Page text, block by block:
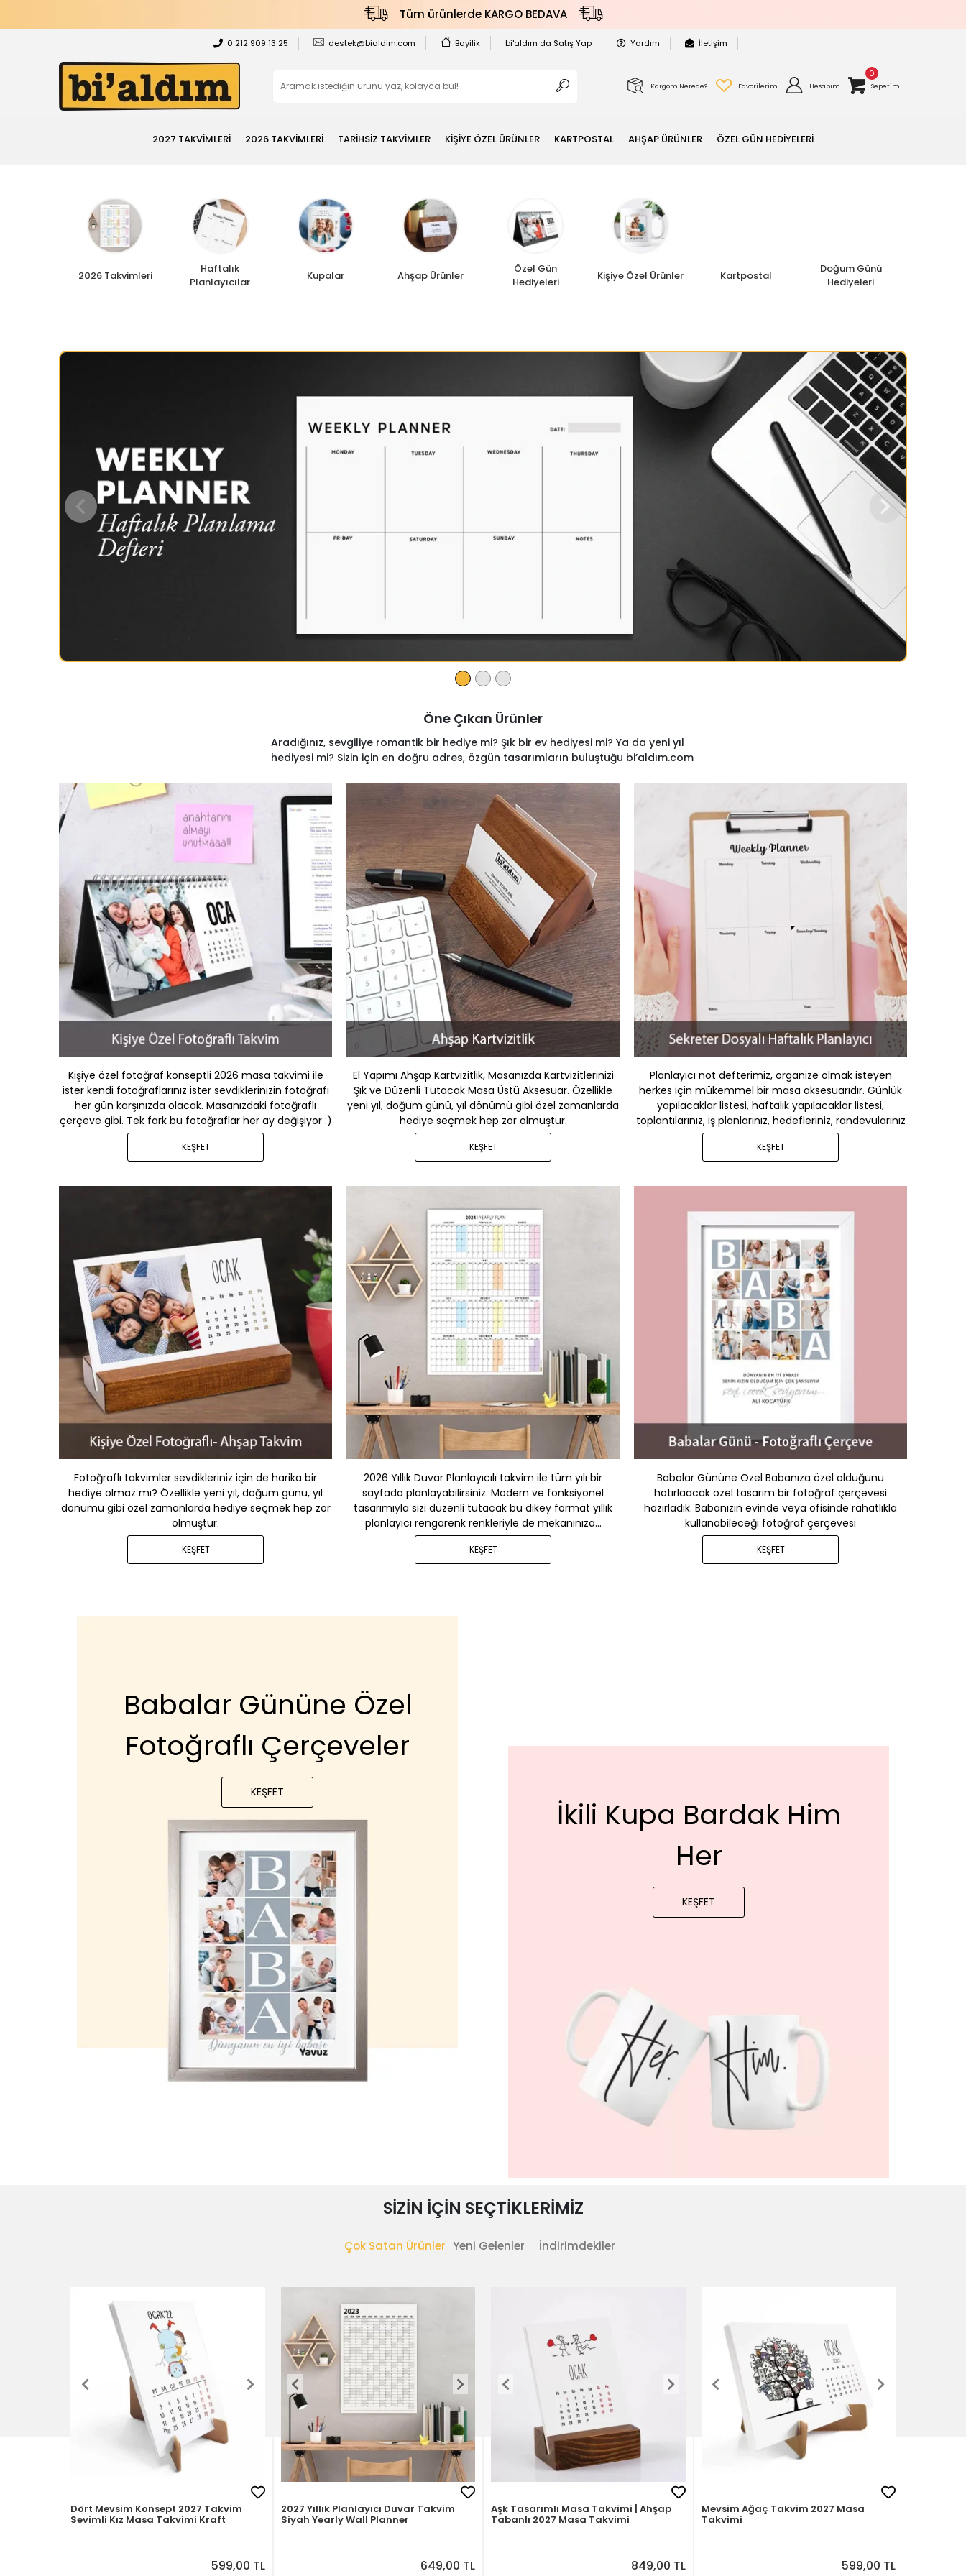
Tüm ürünlerde KARGO BEDAVA
0 212 909 13 25 destek@bialdim.com Bayilik bi'aldım da Satış Yap Yardım İletişim
Kargom Nerede? Favorilerim Hesabım
0
Sepetim
2027 TAKVİMLERİ 2026 TAKVİMLERİ TARİHSİZ TAKVİMLER KİŞİYE ÖZEL ÜRÜNLER KARTPOSTAL AHŞAP ÜRÜNLER ÖZEL GÜN HEDİYELERİ
2026 Takvimleri
Haftalık
Planlayıcılar
Kupalar Ahşap Ürünler
Özel Gün
Hediyeleri
Kişiye Özel Ürünler Kartpostal
Doğum Günü
Hediyeleri
Öne Çıkan Ürünler
Aradığınız, sevgiliye romantik bir hediye mi? Şık bir ev hediyesi mi? Ya da yeni yıl
hediyesi mi? Sizin için en doğru adres, özgün tasarımların buluştuğu bi’aldım.com
Kişiye özel fotoğraf konseptli 2026 masa takvimi ile
ister kendi fotoğraflarınız ister sevdiklerinizin fotoğrafı
her gün karşınızda olacak. Masanızdaki fotoğraflı
çerçeve gibi. Tek fark bu fotoğraflar her ay değişiyor :)
KEŞFET
El Yapımı Ahşap Kartvizitlik, Masanızda Kartvizitlerinizi
Şık ve Düzenli Tutacak Masa Üstü Aksesuar. Özellikle
yeni yıl, doğum günü, yıl dönümü gibi özel zamanlarda
hediye seçmek hep zor olmuştur.
KEŞFET
Planlayıcı not defterimiz, organize olmak isteyen
herkes için mükemmel bir masa aksesuarıdır. Günlük
yapılacaklar listesi, haftalık yapılacaklar listesi,
toplantılarınız, iş planlarınız, hedefleriniz, randevularınız
KEŞFET
Fotoğraflı takvimler sevdikleriniz için de harika bir
hediye olmaz mı? Özellikle yeni yıl, doğum günü, yıl
dönümü gibi özel zamanlarda hediye seçmek hep zor
olmuştur.
KEŞFET
2026 Yıllık Duvar Planlayıcılı takvim ile tüm yılı bir
sayfada planlayabilirsiniz. Modern ve fonksiyonel
tasarımıyla sizi düzenli tutacak bu dikey format yıllık
planlayıcı rengarenk renkleriyle de mekanınıza...
KEŞFET
Babalar Gününe Özel Babanıza özel olduğunu
hatırlaacak özel tasarım bir fotoğraf çerçevesi
hazırladık. Babanızın evinde veya ofisinde rahatlıkla
kullanabileceği fotoğraf çerçevesi
KEŞFET
Babalar Gününe Özel
Fotoğraflı Çerçeveler
KEŞFET
İkili Kupa Bardak Him
Her
KEŞFET
SİZİN İÇİN SEÇTİKLERİMİZ
Çok Satan Ürünler Yeni Gelenler İndirimdekiler
Dört Mevsim Konsept 2027 Takvim
Sevimli Kız Masa Takvimi Kraft
599,00 TL
2027 Yıllık Planlayıcı Duvar Takvim
Siyah Yearly Wall Planner
649,00 TL
Aşk Tasarımlı Masa Takvimi | Ahşap
Tabanlı 2027 Masa Takvimi
849,00 TL
Mevsim Ağaç Takvim 2027 Masa
Takvimi
599,00 TL